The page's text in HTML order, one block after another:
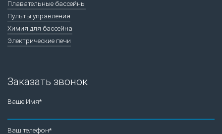
Плавательные бассейны
Пульты управления
Химия для бассейна
Электрические печи
Заказать звонок
Ваше Имя*
Ваш телефон*